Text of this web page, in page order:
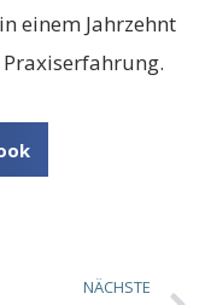
einem Jahrzehnt
NÄCHSTE